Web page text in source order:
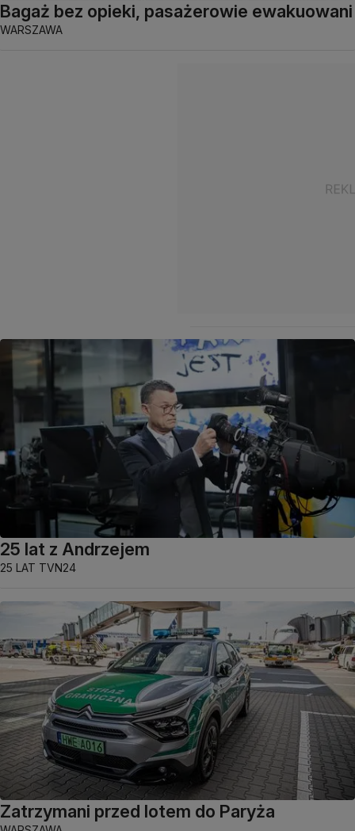
Bagaż bez opieki, pasażerowie ewakuowani
WARSZAWA
25 lat z Andrzejem
25 LAT TVN24
Zatrzymani przed lotem do Paryża